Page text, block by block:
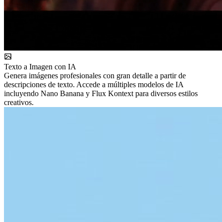
Texto a Imagen con IA
Genera imágenes profesionales con gran detalle a partir de
descripciones de texto. Accede a múltiples modelos de IA
incluyendo Nano Banana y Flux Kontext para diversos estilos
creativos.